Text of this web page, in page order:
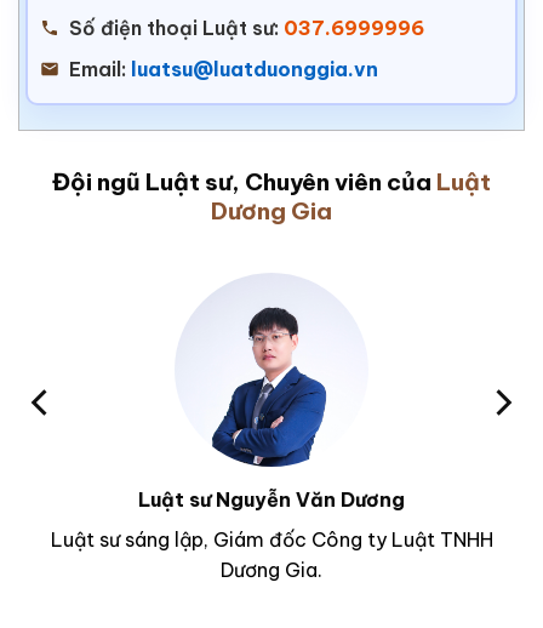
Số điện thoại Luật sư: 037.6999996
Email: luatsu@luatduonggia.vn
Đội ngũ Luật sư, Chuyên viên của Luật
Dương Gia
Luật sư Nguyễn Văn Dương
Luật sư sáng lập, Giám đốc Công ty Luật TNHH
Dương Gia.